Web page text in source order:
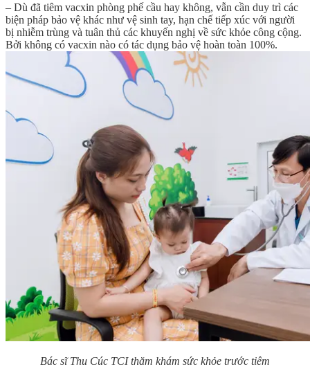
– Dù đã tiêm vacxin phòng phế cầu hay không, vẫn cần duy trì các
biện pháp bảo vệ khác như vệ sinh tay, hạn chế tiếp xúc với người
bị nhiễm trùng và tuân thủ các khuyến nghị về sức khỏe công cộng.
Bởi không có vacxin nào có tác dụng bảo vệ hoàn toàn 100%.
Bác sĩ Thu Cúc TCI thăm khám sức khỏe trước tiêm